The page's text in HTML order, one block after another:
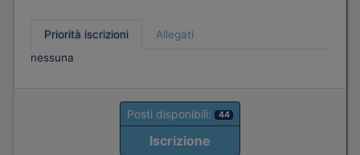
Priorità iscrizioni
Allegati
nessuna
Posti disponibili: 44
Iscrizione